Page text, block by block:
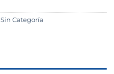
Sin Categoría